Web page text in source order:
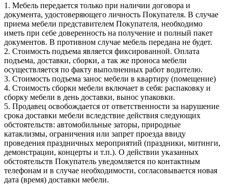
1. Мебель передается только при наличии договора и
документа, удостоверяющего личность Покупателя. В случае
приема мебели представителем Покупателя, необходимо
иметь при себе доверенность на получение и полный пакет
документов. В противном случае мебель передана не будет.
2. Стоимость подъема является фиксированной. Оплата
подъема, доставки, сборки, а так же проноса мебели
осуществляется по факту выполненных работ водителю.
3. Стоимость подъема занос мебели в квартиру (помещение)
4. Стоимость сборки мебели включает в себя: распаковку и
сборку мебели в день доставки, вынос упаковки.
5. Продавец освобождается от ответственности за нарушение
срока доставки мебели вследствие действия следующих
обстоятельств: автомобильные заторы, природные
катаклизмы, ограничения или запрет проезда ввиду
проведения праздничных мероприятий (праздники, митинги,
демонстрации, концерты и т.п.). О действии указанных
обстоятельств Покупатель уведомляется по контактным
телефонам и в случае необходимости, согласовывается новая
дата (время) доставки мебели.